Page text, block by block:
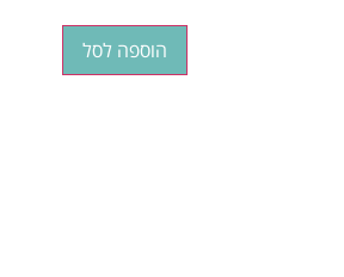
הוספה לסל